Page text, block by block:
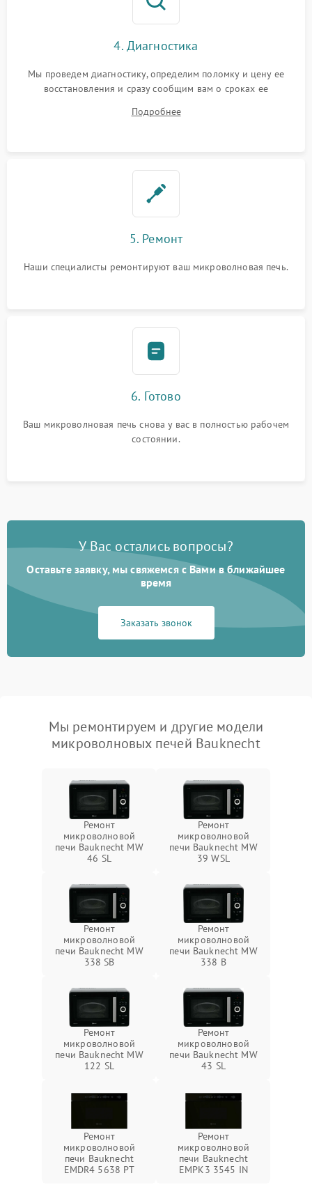
4. Диагностика
Мы проведем диагностику, определим поломку и цену ее
восстановления и сразу сообщим вам о сроках ее
Подробнее
5. Ремонт
Наши специалисты ремонтируют ваш микроволновая печь.
6. Готово
Ваш микроволновая печь снова у вас в полностью рабочем
состоянии.
У Вас остались вопросы?
Оставьте заявку, мы свяжемся с Вами в ближайшее
время
Заказать звонок
Мы ремонтируем и другие модели
микроволновых печей Bauknecht
Ремонт
микроволновой
печи Bauknecht MW
46 SL
Ремонт
микроволновой
печи Bauknecht MW
39 WSL
Ремонт
микроволновой
печи Bauknecht MW
338 SB
Ремонт
микроволновой
печи Bauknecht MW
338 B
Ремонт
микроволновой
печи Bauknecht MW
122 SL
Ремонт
микроволновой
печи Bauknecht MW
43 SL
Ремонт
микроволновой
печи Bauknecht
EMDR4 5638 PT
Ремонт
микроволновой
печи Bauknecht
EMPK3 3545 IN